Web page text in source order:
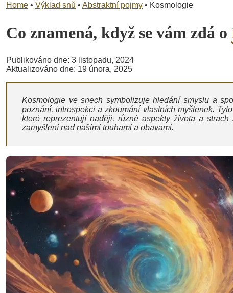
Home • Výklad snů • Abstraktní pojmy • Kosmologie
Co znamená, když se vám zdá o
Publikováno dne: 3 listopadu, 2024
Aktualizováno dne: 19 února, 2025
Kosmologie ve snech symbolizuje hledání smyslu a
poznání, introspekci a zkoumání vlastních myšlenek.
které reprezentují naději, různé aspekty života a
zamyšlení nad našimi touhami a obavami.